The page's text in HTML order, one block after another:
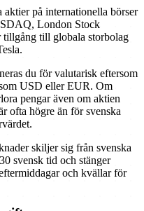
på internationella börser
London Stock
tillgång till globala storbolag
du för valutarisk eftersom
USD eller EUR. Om
pengar även om aktien
ofta högre än för svenska
skiljer sig från svenska
svensk tid och stänger
och kvällar för